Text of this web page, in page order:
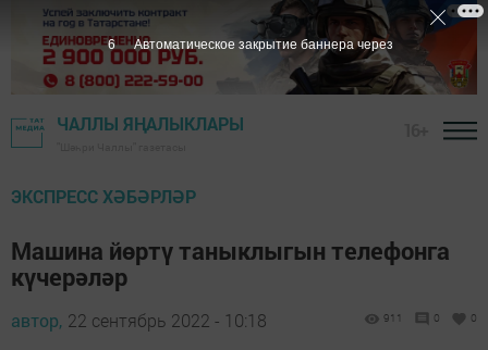
ЧАЛЛЫ ЯҢАЛЫКЛАРЫ
ЭКСПРЕСС ХӘБӘРЛӘР
Машина йөртү таныклыгын телефонга
күчерәләр
автор, 22 сентябрь 2022 - 10:18 911 0 0
5 Автоматическое закрытие баннера через